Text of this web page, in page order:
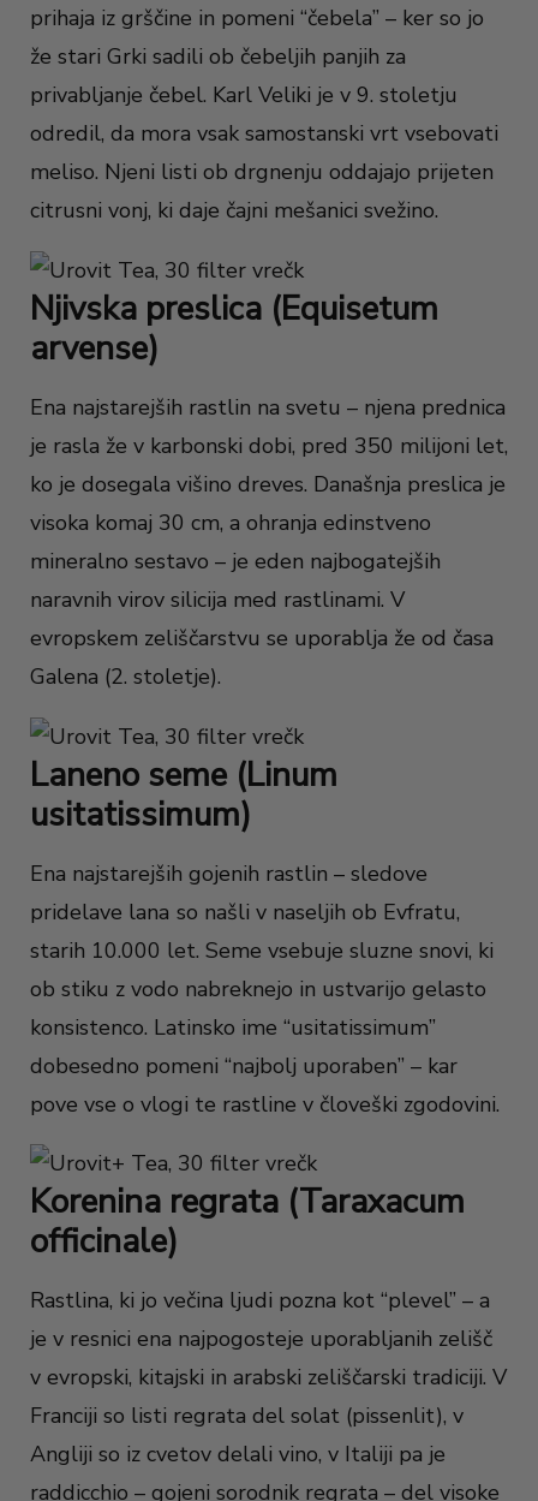
prihaja iz grščine in pomeni “čebela” – ker so jo
že stari Grki sadili ob čebeljih panjih za
privabljanje čebel. Karl Veliki je v 9. stoletju
odredil, da mora vsak samostanski vrt vsebovati
meliso. Njeni listi ob drgnenju oddajajo prijeten
citrusni vonj, ki daje čajni mešanici svežino.
Njivska preslica (Equisetum
arvense)
Ena najstarejših rastlin na svetu – njena prednica
je rasla že v karbonski dobi, pred 350 milijoni let,
ko je dosegala višino dreves. Današnja preslica je
visoka komaj 30 cm, a ohranja edinstveno
mineralno sestavo – je eden najbogatejših
naravnih virov silicija med rastlinami. V
evropskem zeliščarstvu se uporablja že od časa
Galena (2. stoletje).
Laneno seme (Linum
usitatissimum)
Ena najstarejših gojenih rastlin – sledove
pridelave lanа so našli v naseljih ob Evfratu,
starih 10.000 let. Seme vsebuje sluzne snovi, ki
ob stiku z vodo nabreknejo in ustvarijo gelasto
konsistenco. Latinsko ime “usitatissimum”
dobesedno pomeni “najbolj uporaben” – kar
pove vse o vlogi te rastline v človeški zgodovini.
Korenina regrata (Taraxacum
officinale)
Rastlina, ki jo večina ljudi pozna kot “plevel” – a
je v resnici ena najpogosteje uporabljanih zelišč
v evropski, kitajski in arabski zeliščarski tradiciji. V
Franciji so listi regrata del solat (pissenlit), v
Angliji so iz cvetov delali vino, v Italiji pa je
raddicchio – gojeni sorodnik regrata – del visoke